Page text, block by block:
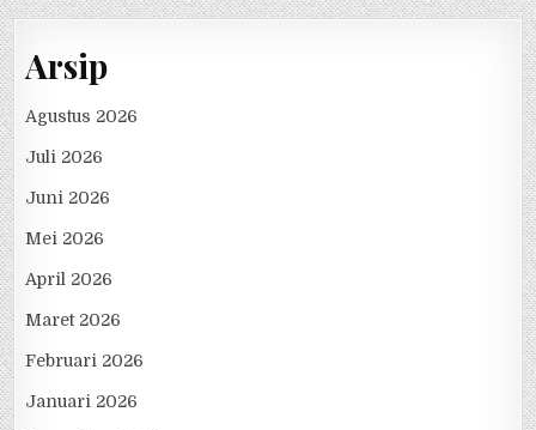
Arsip
Agustus 2026
Juli 2026
Juni 2026
Mei 2026
April 2026
Maret 2026
Februari 2026
Januari 2026